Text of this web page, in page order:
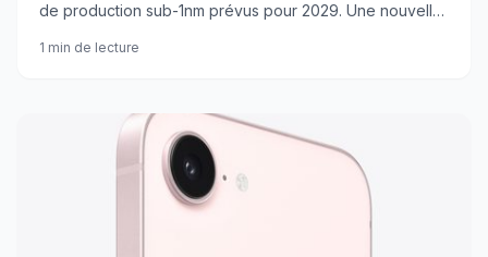
de production sub-1nm prévus pour 2029. Une nouvelle
iPhone.
1 min de lecture